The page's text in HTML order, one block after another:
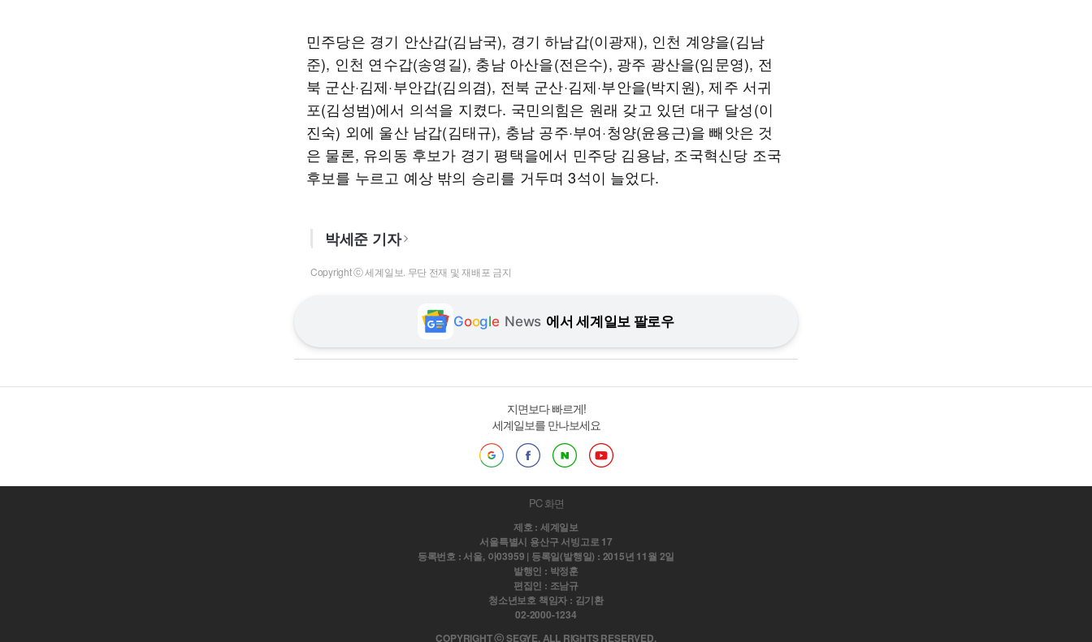
민주당은 경기 안산갑(김남국), 경기 하남갑(이광재), 인천 계양을(김남
준), 인천 연수갑(송영길), 충남 아산을(전은수), 광주 광산을(임문영), 전
북 군산·김제·부안갑(김의겸), 전북 군산·김제·부안을(박지원), 제주 서귀
포(김성범)에서 의석을 지켰다. 국민의힘은 원래 갖고 있던 대구 달성(이
진숙) 외에 울산 남갑(김태규), 충남 공주·부여·청양(윤용근)을 빼앗은 것
은 물론, 유의동 후보가 경기 평택을에서 민주당 김용남, 조국혁신당 조국
후보를 누르고 예상 밖의 승리를 거두며 3석이 늘었다.
박세준 기자
Copyright ⓒ 세계일보. 무단 전재 및 재배포 금지
Google News 에서 세계일보 팔로우
지면보다 빠르게!
세계일보를 만나보세요
PC 화면
제호 : 세계일보
서울특별시 용산구 서빙고로 17
등록번호 : 서울, 아03959 | 등록일(발행일) : 2015년 11월 2일
발행인 : 박정훈
편집인 : 조남규
청소년보호 책임자 : 김기환
02-2000-1234
COPYRIGHT ⓒ SEGYE. ALL RIGHTS RESERVED.